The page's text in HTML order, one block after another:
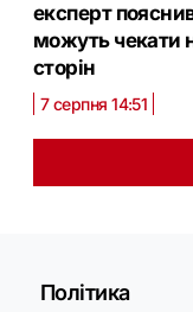
експерт
можуть чекати
сторін
7 серпня 14:51
Політика